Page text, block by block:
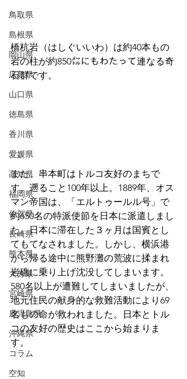
鳥取県
島根県
岡山県
広島県
山口県
徳島県
香川県
愛媛県
高知県
福岡県
佐賀県
長崎県
熊本県
大分県
宮崎県
鹿児島県
沖縄県
コラム
空知
橋杭岩（はしぐいいわ）は約40本もの
岩の柱が約850㍍にもわたって連なる奇
石群です。
また、串本町はトルコ友好のまちで
す。遡ること100年以上。1889年、オス
マン帝国は、「エルトゥールル号」で
約650名の特派使節を日本に派遣しまし
た。日本に滞在した３ヶ月は国賓とし
てもてなされました。しかし、横浜港
から帰る途中に熊野灘の荒波に揉まれ
岩礁に乗り上げ沈没してしまいます。
580名以上が遭難してしまいましたが、
地元住民の献身的な救難活動により69
名もの命が救われました。日本とトル
コの友好の歴史はここから始まりま
す。